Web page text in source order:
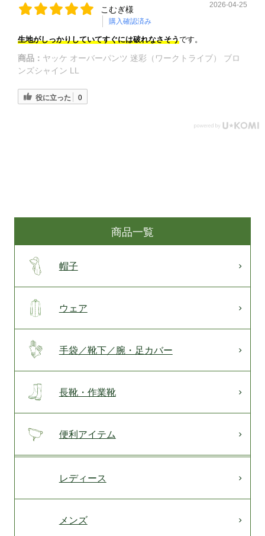
こむぎ様
購入確認済み
2026-04-25
生地がしっかりしていてすぐには破れなさそうです。
商品： ヤッケ オーバーパンツ 迷彩（ワークトライブ） ブロ
ンズシャイン LL
役に立った 0
商品一覧
帽子
ウェア
手袋／靴下／腕・足カバー
長靴・作業靴
便利アイテム
レディース
メンズ